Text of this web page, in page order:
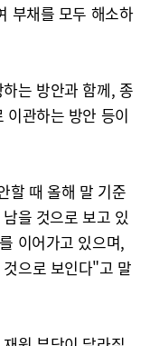
부채를 모두 해소하
는 방안과 함께, 종
이관하는 방안 등이
할 때 올해 말 기준
을 것으로 보고 있
이어가고 있으며,
으로 보인다"고 말